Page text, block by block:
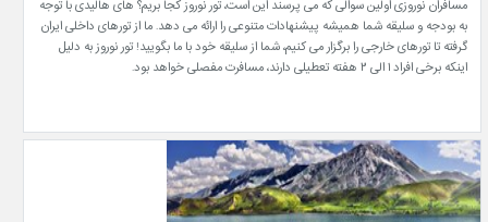
مسافران نوروزی اولین سوالی که می پرسند این است، تور نوروز کجا بریم؟ های هالیدی با توجه
به بودجه و سلیقه شما همیشه پیشنهادات متنوعی را ارائه می دهد. ما از تورهای داخلی ایران
گرفته تا تورهای خارجی را برگزار می کنیم، شما از سلیقه خود با ما بگویید! تور نوروز به دلیل
اینکه برخی افراد ۱ الی ۲ هفته تعطیلی دارند، مسافرت مفصلی خواهد بود.